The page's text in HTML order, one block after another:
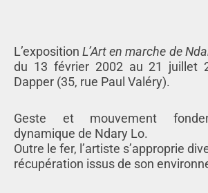
L’expositionL’Art en marche de
du 13 février 2002 au 21 juillet
Dapper (35, rue Paul Valéry).
Geste et mouvement
dynamique de Ndary Lo.
Outre le fer, l’artiste s’approprie
récupération issus de son